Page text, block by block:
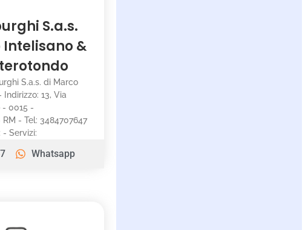
S.a.s.
&
S.a.s. di Marco
Indirizzo: 13, Via
- 0015 -
- Tel: 3484707647
Servizi:
Whatsapp